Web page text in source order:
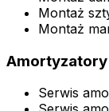
Montaż
Montaż
Amortyzatory
Serwis